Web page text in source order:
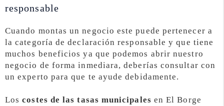
responsable
Cuando montas un negocio este puede pertenecer a
la categoría de declaración responsable y que tiene
muchos beneficios ya que podemos abrir nuestro
negocio de forma inmediara, deberías consultar con
un experto para que te ayude debidamente.
Loscostes de las tasas municipales en El Borge